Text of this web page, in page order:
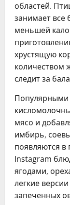
областей.
занимает все
меньшей
хрустящую
количеством
следит за
Популярными
мясо и
имбирь,
появляются в
Instagram
ягодами,
легкие
запеченных